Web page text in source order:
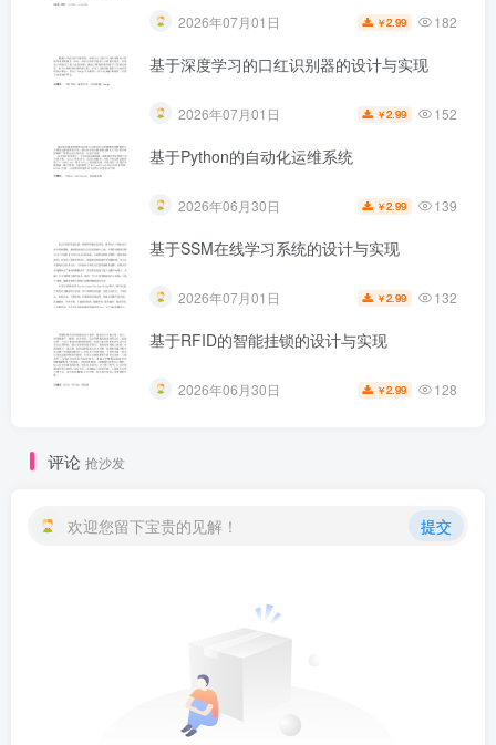
2026年07月01日 ￥2.99 182
基于深度学习的口红识别器的设计与实现
2026年07月01日 ￥2.99 152
基于Python的自动化运维系统
2026年06月30日 ￥2.99 139
基于SSM在线学习系统的设计与实现
2026年07月01日 ￥2.99 132
基于RFID的智能挂锁的设计与实现
2026年06月30日 ￥2.99 128
评论 抢沙发
欢迎您留下宝贵的见解！ 提交